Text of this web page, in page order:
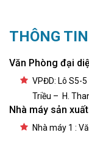
THÔNG
Văn Phòng đại
VPĐD: Lô S5-
Triều – H.
Nhà máy sản xuất
Nhà máy 1 :